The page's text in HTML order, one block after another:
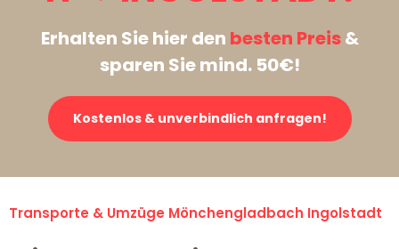
Erhalten Sie hier den besten Preis&
sparen Sie mind. 50€!
Kostenlos & unverbindlich anfragen!
Transporte & Umzüge Mönchengladbach Ingolstadt